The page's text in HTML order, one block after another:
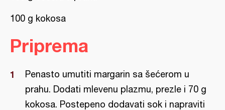
100 g kokosa
Priprema
Penasto umutiti margarin sa šećerom u
prahu. Dodati mlevenu plazmu, prezle i 70 g
kokosa. Postepeno dodavati sok i napraviti